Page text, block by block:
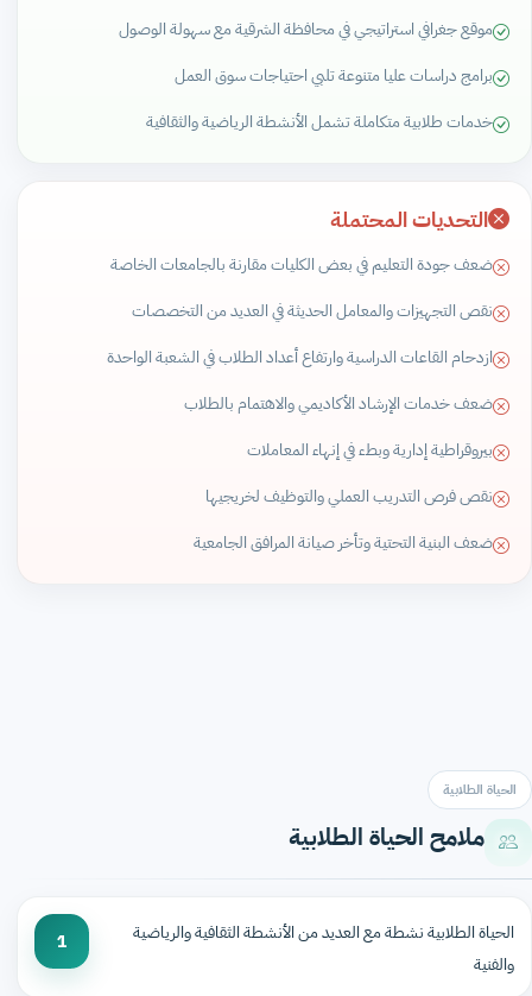
موقع جغرافي استراتيجي في محافظة الشرقية مع سهولة الوصول
برامج دراسات عليا متنوعة تلبي احتياجات سوق العمل
خدمات طلابية متكاملة تشمل الأنشطة الرياضية والثقافية
التحديات المحتملة
ضعف جودة التعليم في بعض الكليات مقارنة بالجامعات الخاصة
نقص التجهيزات والمعامل الحديثة في العديد من التخصصات
ازدحام القاعات الدراسية وارتفاع أعداد الطلاب في الشعبة الواحدة
ضعف خدمات الإرشاد الأكاديمي والاهتمام بالطلاب
بيروقراطية إدارية وبطء في إنهاء المعاملات
نقص فرص التدريب العملي والتوظيف لخريجيها
ضعف البنية التحتية وتأخر صيانة المرافق الجامعية
الحياة الطلابية
ملامح الحياة الطلابية
الحياة الطلابية نشطة مع العديد من الأنشطة الثقافية والرياضية
والفنية
1